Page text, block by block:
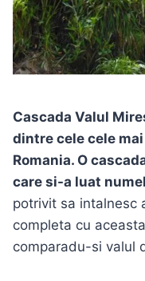
Cascada Valul
dintre cele cele
Romania. O
care si-a luat
potrivit sa intalnesc
completa cu
comparadu-si valul